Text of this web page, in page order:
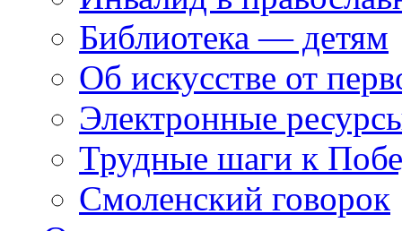
Библиотека — детям
Об искусстве от
Электронные
Трудные шаги к
Смоленский говорок